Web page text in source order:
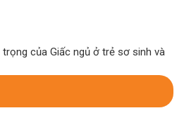
trọng của Giấc ngủ ở trẻ sơ sinh và